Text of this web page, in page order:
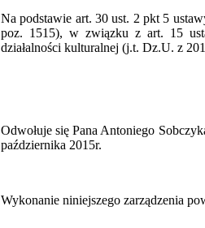
Na podstawie art. 30 ust. 2 pkt 5
poz. 1515), w związku z art. 15
działalności kulturalnej (j.t. Dz.U. z
Odwołuje się Pana Antoniego
października 2015r.
Wykonanie niniejszego zarządzenia